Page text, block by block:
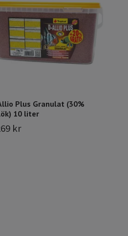
Plus Granulat (30%
10 liter
kr